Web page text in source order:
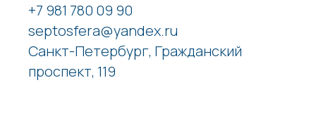
+7 981 780 09 90
septosfera@yandex.ru
Санкт-Петербург, Гражданский
проспект, 119